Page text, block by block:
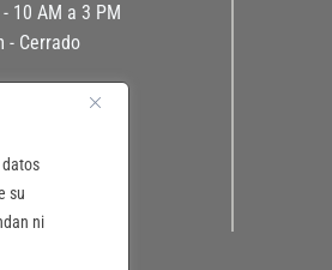
su
ni
10 AM a 3 PM
- Cerrado